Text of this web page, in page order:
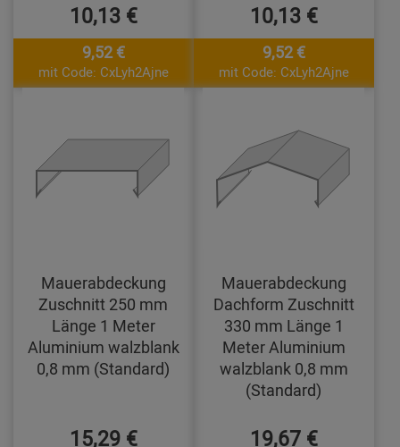
10,13 €
9,52 €
mit Code: CxLyh2Ajne
10,13 €
9,52 €
mit Code: CxLyh2Ajne
Mauerabdeckung
Zuschnitt 250 mm
Länge 1 Meter
Aluminium walzblank
0,8 mm (Standard)
15,29 €
Mauerabdeckung
Dachform Zuschnitt
330 mm Länge 1
Meter Aluminium
walzblank 0,8 mm
(Standard)
19,67 €